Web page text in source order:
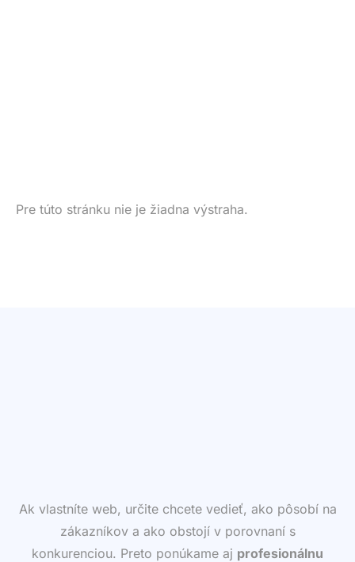
Pre túto stránku nie je žiadna výstraha.
Ak vlastníte web, určite chcete vedieť, ako pôsobí na
zákazníkov a ako obstojí v porovnaní s
konkurenciou. Preto ponúkame aj profesionálnu